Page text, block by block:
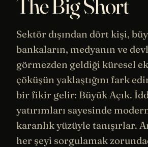
The Big Short
Sektör dışından dört kişi,
bankaların, medyanın ve
görmezden geldiği küresel
çöküşün yaklaştığını fark
bir fikir gelir: Büyük Açık.
yatırımları sayesinde
karanlık yüzüyle tanışırlar.
her şeyi sorgulamak